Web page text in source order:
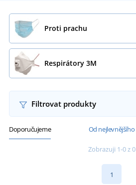
Proti prachu
Respirátory 3M
Filtrovat produkty
Doporučujeme Od nejlevnějšího
Zobrazuji 1-0 z 0
1